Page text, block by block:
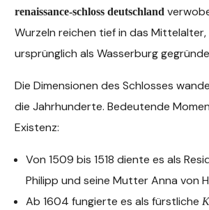
renaissance-schloss deutschland
Wurzeln reichen tief in das Mittelalter,
ursprünglich als Wasserburg
Die Dimensionen des Schlosses
die Jahrhunderte. Bedeutende
Existenz:
Von 1509 bis 1518 diente es als
Philipp und seine Mutter Anna von
Ab 1604 fungierte es als fürstliche